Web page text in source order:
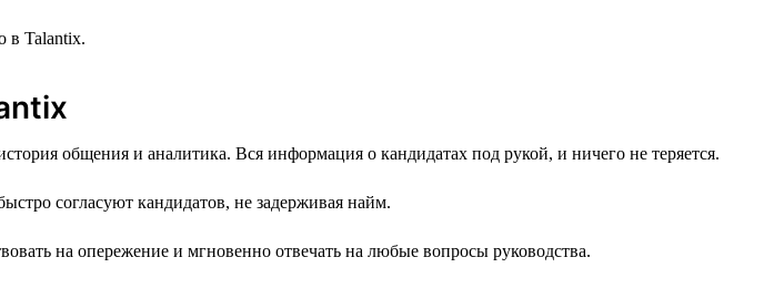
в Talantix.
общения и аналитика. Вся информация о кандидатах под рукой, и ничего не теряется.
согласуют кандидатов, не задерживая найм.
на опережение и мгновенно отвечать на любые вопросы руководства.